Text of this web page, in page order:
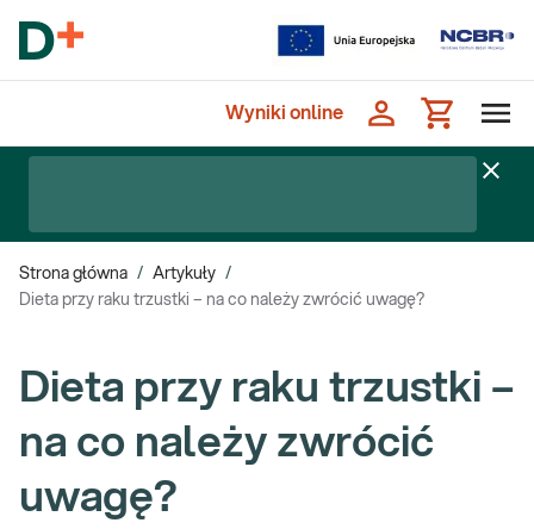
Wyniki online
Strona główna / Artykuły /
Dieta przy raku trzustki – na co należy zwrócić uwagę?
Dieta przy raku trzustki –
na co należy zwrócić
uwagę?